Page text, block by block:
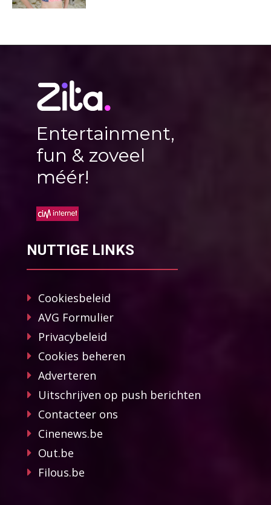
Entertainment,
fun & zoveel
méér!
NUTTIGE LINKS
Cookiesbeleid
AVG Formulier
Privacybeleid
Cookies beheren
Adverteren
Uitschrijven op push berichten
Contacteer ons
Cinenews.be
Out.be
Filous.be